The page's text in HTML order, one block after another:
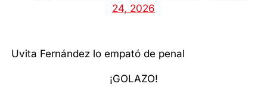
24, 2026
Uvita Fernández lo empató de penal
¡GOLAZO!